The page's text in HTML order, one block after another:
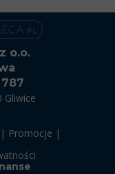
o.o.
Gliwice
Promocje |